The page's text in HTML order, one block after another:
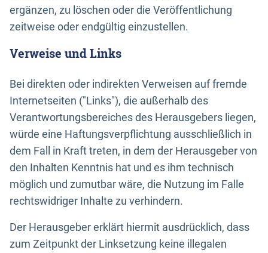
ergänzen, zu löschen oder die Veröffentlichung
zeitweise oder endgültig einzustellen.
Verweise und Links
Bei direkten oder indirekten Verweisen auf fremde
Internetseiten ("Links"), die außerhalb des
Verantwortungsbereiches des Herausgebers liegen,
würde eine Haftungsverpflichtung ausschließlich in
dem Fall in Kraft treten, in dem der Herausgeber von
den Inhalten Kenntnis hat und es ihm technisch
möglich und zumutbar wäre, die Nutzung im Falle
rechtswidriger Inhalte zu verhindern.
Der Herausgeber erklärt hiermit ausdrücklich, dass
zum Zeitpunkt der Linksetzung keine illegalen